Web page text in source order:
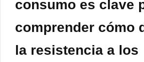
consumo es clave
comprender cómo
la resistencia a los